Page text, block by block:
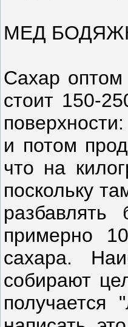
МЕД
Сахар
стоит 150-
и потом
что на
поскольку
примерно
сахара.
собирают